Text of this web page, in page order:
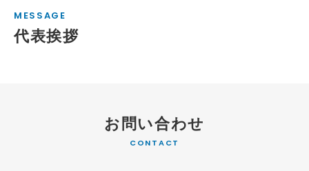
MESSAGE
代表挨拶
お問い合わせ
CONTACT